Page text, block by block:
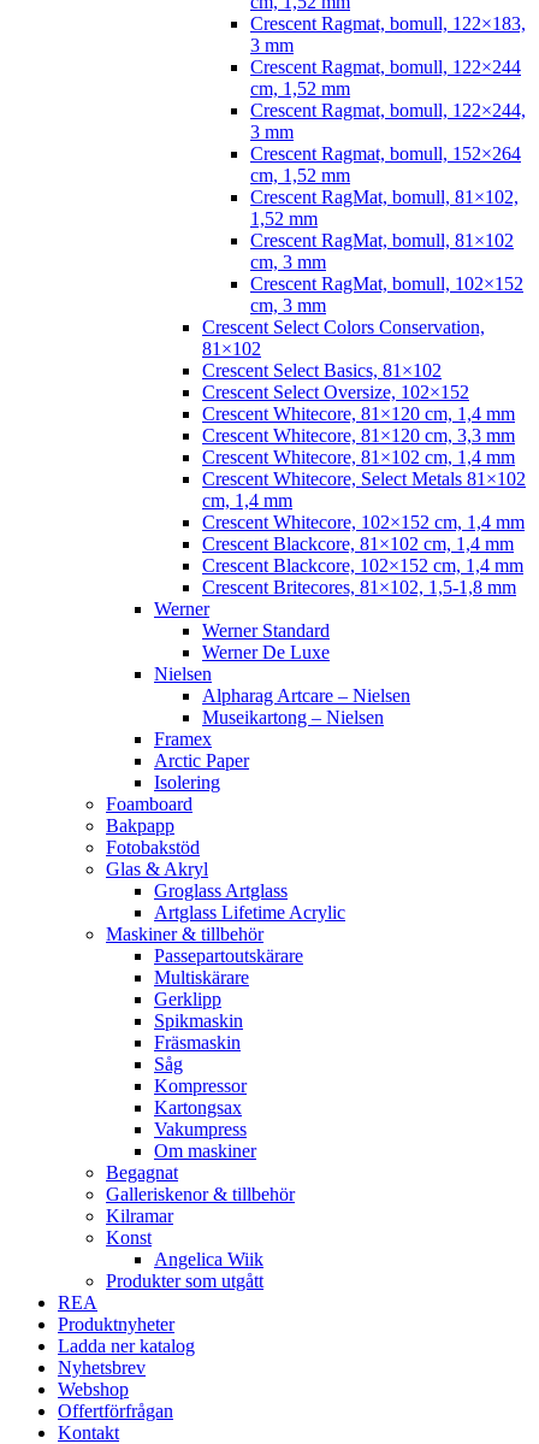
Crescent Ragmat, bomull, 122×183,
3 mm
Crescent Ragmat, bomull, 122×244
cm, 1,52 mm
Crescent Ragmat, bomull, 122×244,
3 mm
Crescent Ragmat, bomull, 152×264
cm, 1,52 mm
Crescent RagMat, bomull, 81×102,
1,52 mm
Crescent RagMat, bomull, 81×102
cm, 3 mm
Crescent RagMat, bomull, 102×152
cm, 3 mm
Crescent Select Colors Conservation,
81×102
Crescent Select Basics, 81×102
Crescent Select Oversize, 102×152
Crescent Whitecore, 81×120 cm, 1,4 mm
Crescent Whitecore, 81×120 cm, 3,3 mm
Crescent Whitecore, 81×102 cm, 1,4 mm
Crescent Whitecore, Select Metals 81×102
cm, 1,4 mm
Crescent Whitecore, 102×152 cm, 1,4 mm
Crescent Blackcore, 81×102 cm, 1,4 mm
Crescent Blackcore, 102×152 cm, 1,4 mm
Crescent Britecores, 81×102, 1,5-1,8 mm
Werner
Werner Standard
Werner De Luxe
Nielsen
Alpharag Artcare – Nielsen
Museikartong – Nielsen
Framex
Arctic Paper
Isolering
Foamboard
Bakpapp
Fotobakstöd
Glas & Akryl
Groglass Artglass
Artglass Lifetime Acrylic
Maskiner & tillbehör
Passepartoutskärare
Multiskärare
Gerklipp
Spikmaskin
Fräsmaskin
Såg
Kompressor
Kartongsax
Vakumpress
Om maskiner
Begagnat
Galleriskenor & tillbehör
Kilramar
Konst
Angelica Wiik
Produkter som utgått
REA
Produktnyheter
Ladda ner katalog
Nyhetsbrev
Webshop
Offertförfrågan
Kontakt